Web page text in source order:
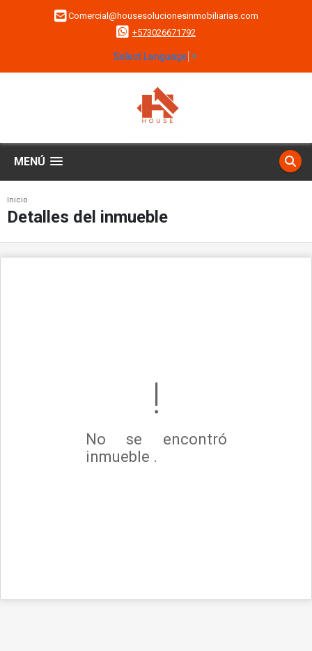
Comercial@housesolucionesinmobiliarias.com
+573026671792
Select Language ▼
MENÚ
Inicio
Detalles del inmueble
No se encontró
inmueble .